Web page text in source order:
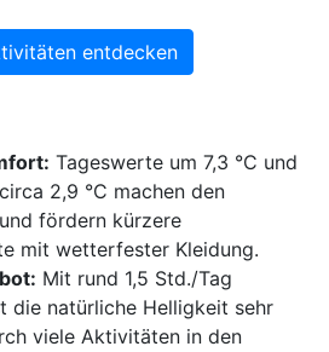
entdecken
Tageswerte um 7,3 °C und
2,9 °C machen den
fördern kürzere
mit wetterfester Kleidung.
Mit rund 1,5 Std./Tag
die natürliche Helligkeit sehr
viele Aktivitäten in den